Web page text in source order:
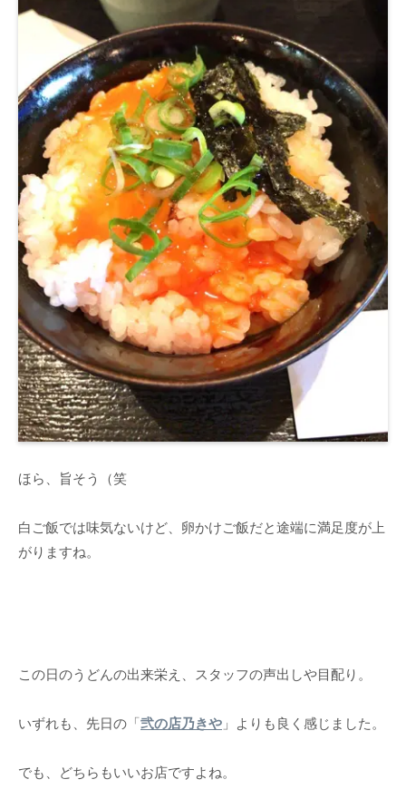
ほら、旨そう（笑
白ご飯では味気ないけど、卵かけご飯だと途端に満足度が上
がりますね。
この日のうどんの出来栄え、スタッフの声出しや目配り。
いずれも、先日の「弐の店乃きや 」よりも良く感じました。
でも、どちらもいいお店ですよね。